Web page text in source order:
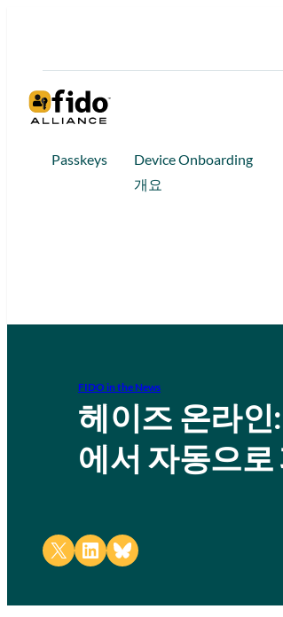
Passkeys
Device Onboarding
개요
FIDO in the News
헤이즈 온라
에서 자동으
Share on X Share on LinkedIn
Share on Bluesky